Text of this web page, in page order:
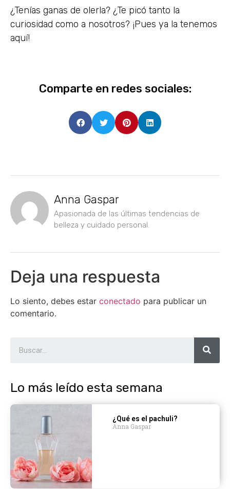
¿Tenías ganas de olerla? ¿Te picó tanto la
curiosidad como a nosotros? ¡Pues ya la tenemos
aquí!
Comparte en redes sociales:
Anna Gaspar
Apasionada de las últimas tendencias de
belleza y cuidado personal.
Deja una respuesta
Lo siento, debes estar conectado para publicar un
comentario.
Lo más leído esta semana
¿Qué es el pachuli?
Anna Gaspar